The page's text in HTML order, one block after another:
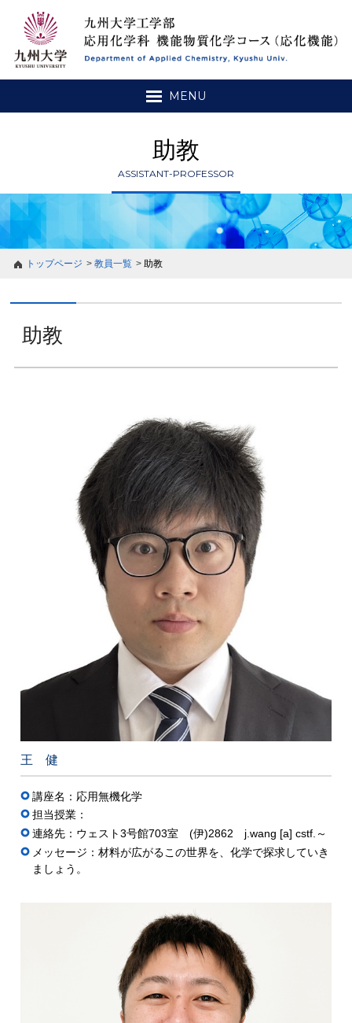
MENU
助教
ASSISTANT-PROFESSOR
トップページ 教員一覧 助教
助教
王 健
講座名：応用無機化学
担当授業：
連絡先：ウェスト3号館703室 (伊)2862 j.wang [a] cstf.～
メッセージ：材料が広がるこの世界を、化学で探求していき
ましょう。